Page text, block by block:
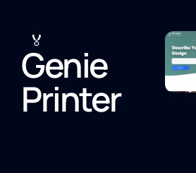
🏅
Genie
Printer